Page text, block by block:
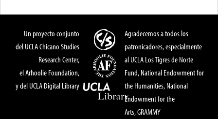
Un proyecto conjunto
del UCLA Chicano Studies
Research Center,
el Arhoolie Foundation,
y del UCLA Digital Library
Agradecemos a todos los
patronicadores, especialmente
al UCLA Los Tigres de Norte
Fund, National Endowment for
the Humanities, National
Endowment for the
Arts, GRAMMY